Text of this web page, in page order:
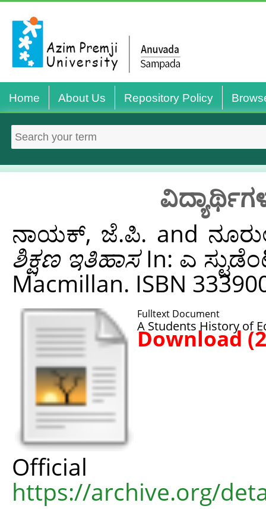
Home About Us Repository Policy
ನಾಯಕ್, ಜೆ.ಪಿ. and
ಶಿಕ್ಷಣ ಇತಿಹಾಸIn: ಎ
Macmillan. ISBN
Fulltext Document
A Students History of
Download
https://archive.org/